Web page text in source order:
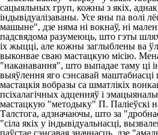
сацыяльных груп, кожны з якіх,
індывідуалізаваны. Усе яны па волі
машыне", дзе няма ні вокнаў, ні
падсвядома разумеюць, што гэты
іх жыцці, але кожны заглыблены ва
выконвае сваю мастацкую місію.
"наканавання", што выпадае таму ці
выяўлення яго сэнсавай маштабнасці
мастацкія вобразы са шматлікіх
псіхалагічных адценняў і
мастацкую "методыку" П. Паліеўскі
Талстога, адзначаючы, што за
"сіла якіх у індывідуальнасці,
паўстае сэнсавая значнасць, дзе